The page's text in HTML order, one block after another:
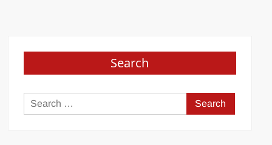
Search
Search
for: